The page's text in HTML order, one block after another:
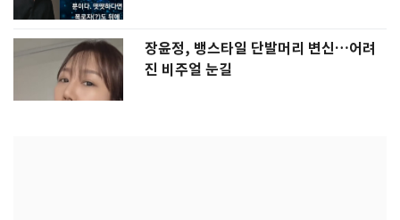
장윤정, 뱅스타일 단발머리 변신…어려
진 비주얼 눈길